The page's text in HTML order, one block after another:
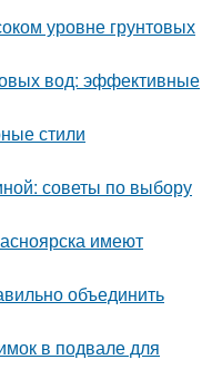
уровне грунтовых
вод: эффективные
стили
советы по выбору
имеют
объединить
в подвале для